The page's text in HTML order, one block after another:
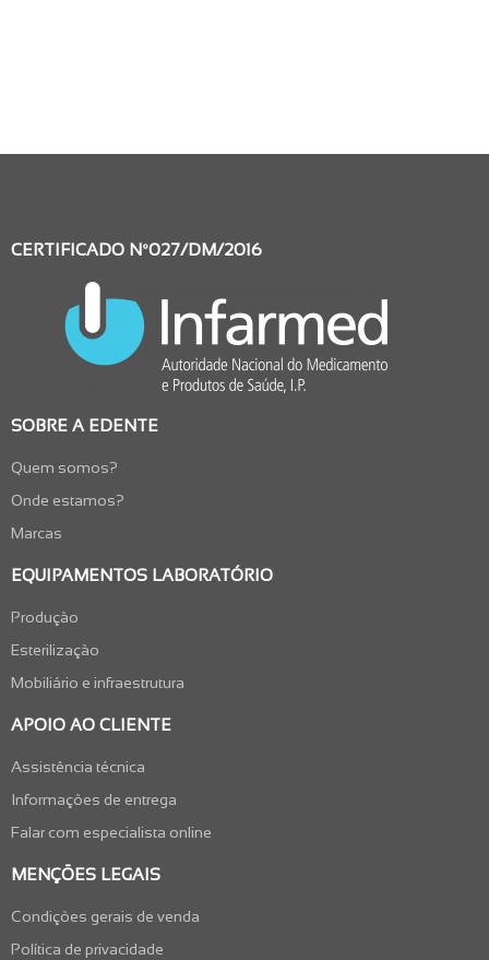
CERTIFICADO Nº027/DM/2016
SOBRE A EDENTE
Quem somos?
Onde estamos?
Marcas
EQUIPAMENTOS LABORATÓRIO
Produção
Esterilização
Mobiliário e infraestrutura
APOIO AO CLIENTE
Assistência técnica
Informações de entrega
Falar com especialista online
MENÇÕES LEGAIS
Condições gerais de venda
Política de privacidade